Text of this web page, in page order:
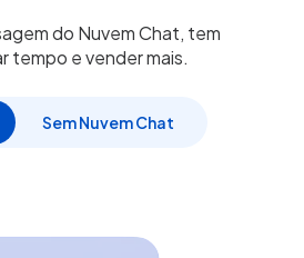
do Nuvem Chat, tem
tempo e vender mais.
Sem Nuvem Chat